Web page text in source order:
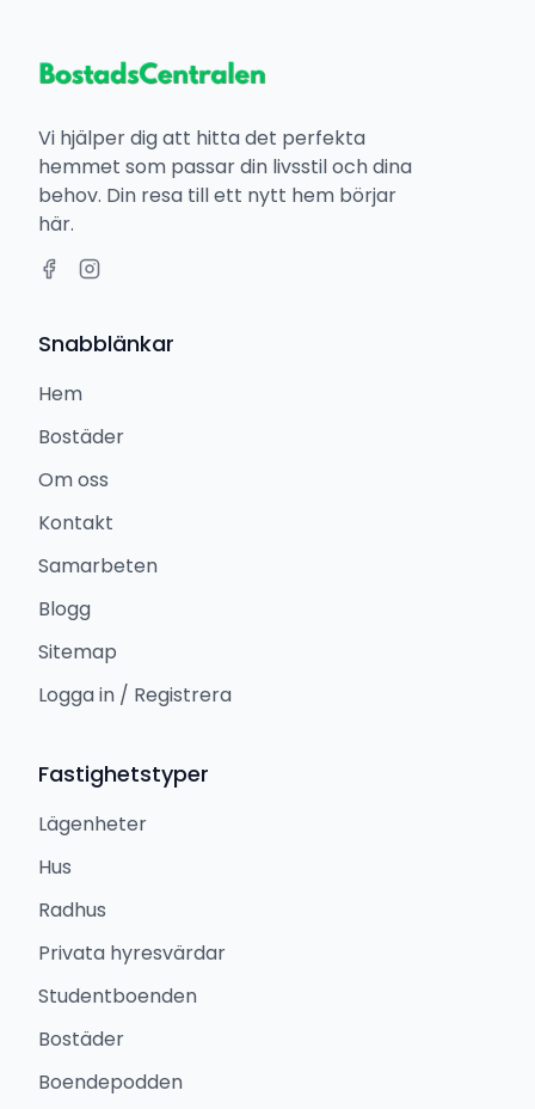
Vi hjälper dig att hitta det perfekta
hemmet som passar din livsstil och dina
behov. Din resa till ett nytt hem börjar
här.
Snabblänkar
Hem
Bostäder
Om oss
Kontakt
Samarbeten
Blogg
Sitemap
Logga in / Registrera
Fastighetstyper
Lägenheter
Hus
Radhus
Privata hyresvärdar
Studentboenden
Bostäder
Boendepodden